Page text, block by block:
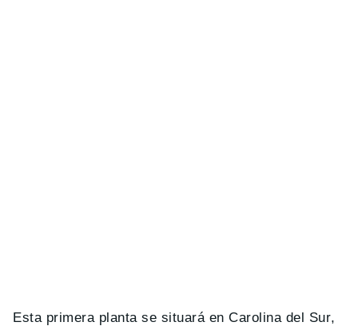
Esta primera planta se situará en Carolina del Sur,